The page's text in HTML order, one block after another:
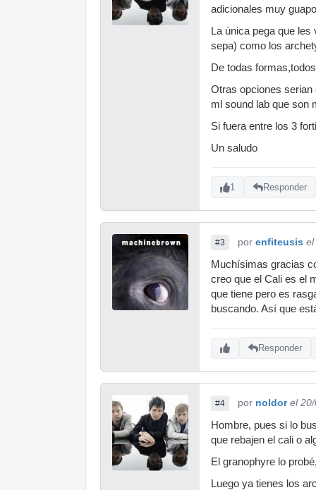
adicionales muy
La única pega que
sepa) como los
De todas
Otras opciones serian
ml sound lab que son
Si fuera entre los 3
Un saludo
1 Responder
#3 por enfiteusis el
Muchísimas gracias
creo que el Cali es el
que tiene pero es
buscando. Así que
Responder
#4 por noldor el
Hombre, pues si lo
que rebajen el cali o
El granophyre lo
Luego ya tienes los